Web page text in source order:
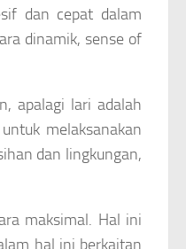
dan cepat dalam
dinamik, sense of
apalagi lari adalah
melaksanakan
dan lingkungan,
maksimal. Hal ini
hal ini berkaitan